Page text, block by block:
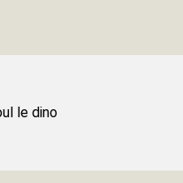
le dino